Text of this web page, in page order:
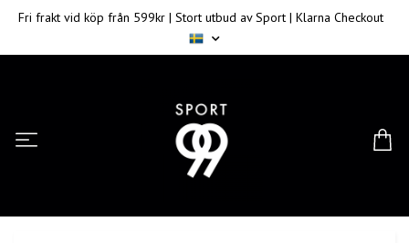
Fri frakt vid köp från 599kr | Stort utbud av Sport | Klarna Checkout